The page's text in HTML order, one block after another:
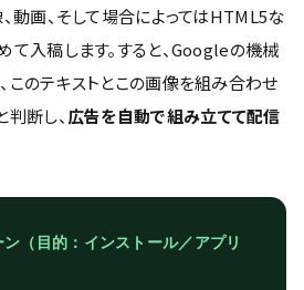
動画、そして場合によってはHTML5な
て入稿します。すると、Googleの機械
このテキストとこの画像を組み合わせ
断し、 広告を自動で組み立てて配信
（目的：インストール／アプリ